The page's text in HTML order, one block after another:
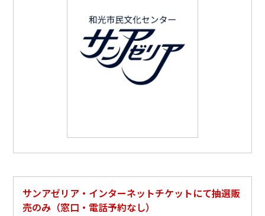
サンアゼリア・インターネットチケットにて抽選販
売のみ（窓口・電話予約なし）